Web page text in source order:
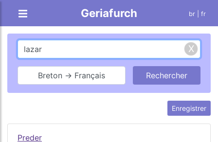
Geriafurch br | fr
Breton → Français
Enregistrer
Preder